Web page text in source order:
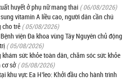
huyết ở phụ nữ mang thai ( 06/08/2026)
vitamin A liều cao, người dân cần chú
cho trẻ ( 05/08/2026)
viện Đa khoa vùng Tây Nguyên chủ động
( 05/08/2026)
sức khỏe toàn dân, chăm sóc sức khỏe
cơ sở ( 05/08/2026)
khu vực Ea H’leo: Khởi đầu cho hành trình